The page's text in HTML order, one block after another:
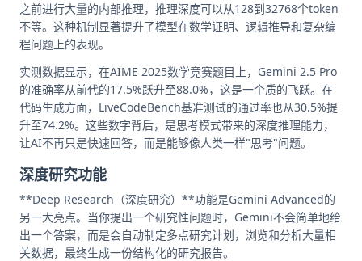
之前进行大量的内部推理，推理深度可以从128到32768个token
不等。这种机制显著提升了模型在数学证明、逻辑推导和复杂编
程问题上的表现。
实测数据显示，在AIME 2025数学竞赛题目上，Gemini 2.5 Pro
的准确率从前代的17.5%跃升至88.0%，这是一个质的飞跃。在
代码生成方面，LiveCodeBench基准测试的通过率也从30.5%提
升至74.2%。这些数字背后，是思考模式带来的深度推理能力，
让AI不再只是快速回答，而是能够像人类一样"思考"问题。
深度研究功能
**Deep Research（深度研究）**功能是Gemini Advanced的
另一大亮点。当你提出一个研究性问题时，Gemini不会简单地给
出一个答案，而是会自动制定多点研究计划，浏览和分析大量相
关数据，最终生成一份结构化的研究报告。